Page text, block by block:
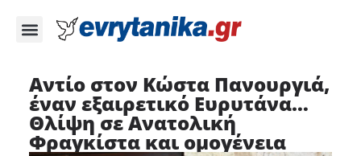
Aντίο στον Κώστα Πανουργιά,
έναν εξαιρετικό Ευρυτάνα…
Θλίψη σε Ανατολική
Φραγκίστα και ομογένεια